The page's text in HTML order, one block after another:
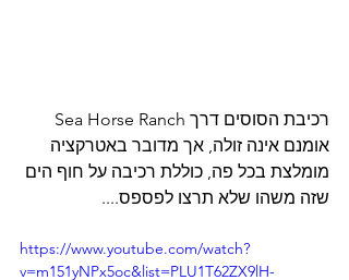
אומנם אינה זולה, אך מדובר באטרקציה
מומלצת בכל פה, כוללת רכיבה על חוף הים
שזה משהו שלא תרצו לפספס....
https://www.youtube.com/watch?
v=m151yNPx5oc&list=PLU1T62ZX9lH-